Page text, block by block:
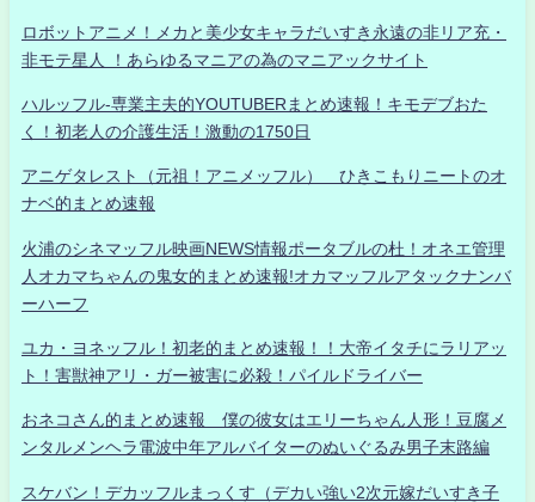
ロボットアニメ！メカと美少女キャラだいすき永遠の非リア充・
非モテ星人 ！あらゆるマニアの為のマニアックサイト
ハルッフル-専業主夫的YOUTUBERまとめ速報！キモデブおた
く！初老人の介護生活！激動の1750日
アニゲタレスト（元祖！アニメッフル） ひきこもりニートのオ
ナベ的まとめ速報
火浦のシネマッフル映画NEWS情報ポータブルの杜！オネエ管理
人オカマちゃんの鬼女的まとめ速報!オカマッフルアタックナンバ
ーハーフ
ユカ・ヨネッフル！初老的まとめ速報！！大帝イタチにラリアッ
ト！害獣神アリ・ガー被害に必殺！パイルドライバー
おネコさん的まとめ速報 僕の彼女はエリーちゃん人形！豆腐メ
ンタルメンヘラ電波中年アルバイターのぬいぐるみ男子末路編
スケバン！デカッフルまっくす（デカい強い2次元嫁だいすき子